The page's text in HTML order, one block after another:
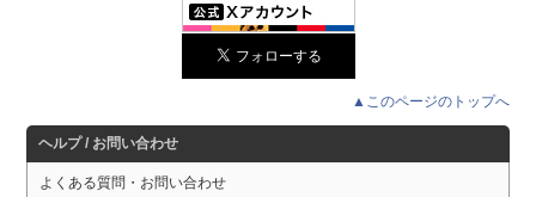
▲このページのトップへ
ヘルプ / お問い合わせ
よくある質問・お問い合わせ